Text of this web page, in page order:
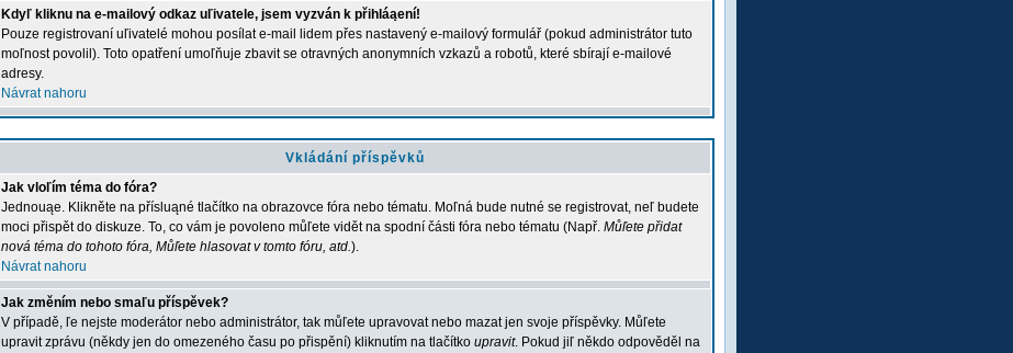
Kdyľ kliknu na e-mailový odkaz uľivatele, jsem vyzván k přihláąení!
Pouze registrovaní uľivatelé mohou posílat e-mail lidem přes nastavený e-mailový formulář (pokud administrátor tuto
moľnost povolil). Toto opatření umoľňuje zbavit se otravných anonymních vzkazů a robotů, které sbírají e-mailové
adresy.
Návrat nahoru
Vkládání příspěvků
Jak vloľím téma do fóra?
Jednouąe. Klikněte na přísluąné tlačítko na obrazovce fóra nebo tématu. Moľná bude nutné se registrovat, neľ budete
moci přispět do diskuze. To, co vám je povoleno můľete vidět na spodní části fóra nebo tématu (Např. Můľete přidat
nová téma do tohoto fóra, Můľete hlasovat v tomto fóru, atd.).
Návrat nahoru
Jak změním nebo smaľu příspěvek?
V případě, ľe nejste moderátor nebo administrátor, tak můľete upravovat nebo mazat jen svoje příspěvky. Můľete
upravit zprávu (někdy jen do omezeného času po přispění) kliknutím na tlačítko upravit. Pokud jiľ někdo odpověděl na